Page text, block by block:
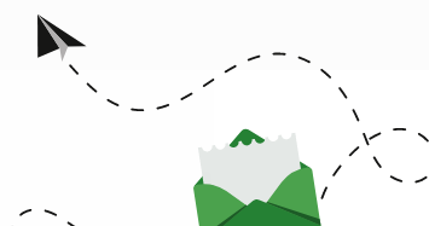
אירועים נוספים בסדרה